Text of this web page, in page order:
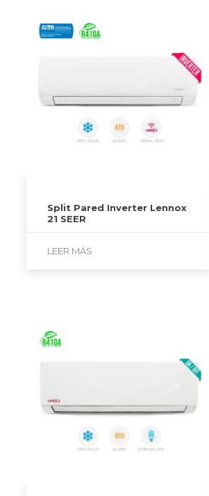
Split Pared Inverter Lennox
21 SEER
LEER MÁS